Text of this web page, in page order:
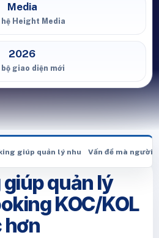
Media
Height Media
2026
giao diện mới
giúp quản lý nhu cầu booking KOC/
Vấn đề mà người
quản lý
KOC/KOL
hơn